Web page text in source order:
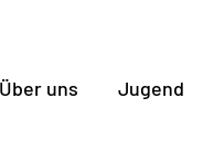
Über uns Jugend